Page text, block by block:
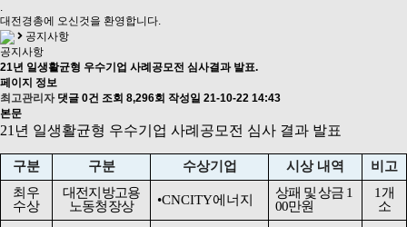
.
대전경총에 오신것을 환영합니다.
공지사항
공지사항
21년 일생활균형 우수기업 사례공모전 심사결과 발표.
페이지 정보
최고관리자 댓글 0건 조회 8,296회 작성일 21-10-22 14:43
본문
21년 일생활균형 우수기업 사례공모전 심사 결과 발표
구분 구분 수상기업 시상 내역
비고
최우
수상
대전지방고용
노동청장상
•CNCITY에너지 상패 및 상금 1
00만원
1 개
소